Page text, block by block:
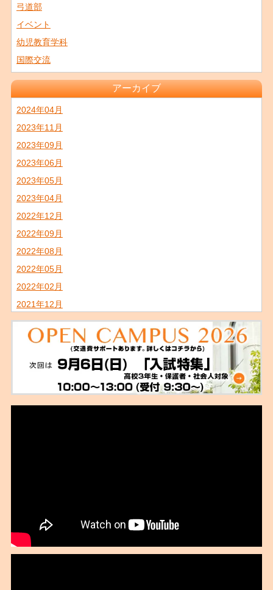
弓道部
イベント
幼児教育学科
国際交流
アーカイブ
2024年04月
2023年11月
2023年09月
2023年06月
2023年05月
2023年04月
2022年12月
2022年09月
2022年08月
2022年05月
2022年02月
2021年12月
2021年11月
2021年09月
2021年08月
2021年06月
2020年07月
2020年06月
2020年04月